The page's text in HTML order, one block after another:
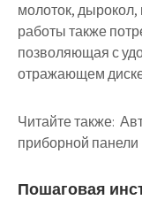
молоток,
работы также
позволяющая с
отражающем
Читайте также:
приборной панели
Пошаговая